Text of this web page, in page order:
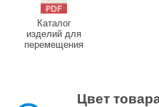
Каталог
изделий для
перемещения
Цвет